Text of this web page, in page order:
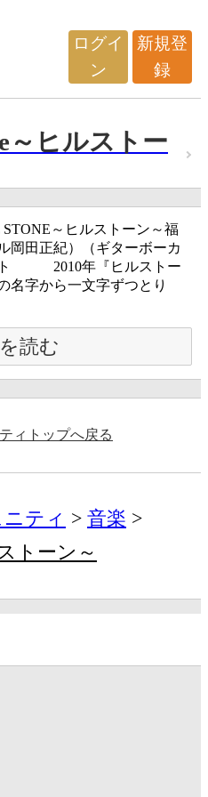
ログイ
ン
新規登
録
～ヒルストー
ルストーン～福
岡田正紀）（ギターボーカ
ト 2010年『ヒルストー
名字から一文字ずつとり
読む
ィトップへ戻る
ティ
音楽
トーン～